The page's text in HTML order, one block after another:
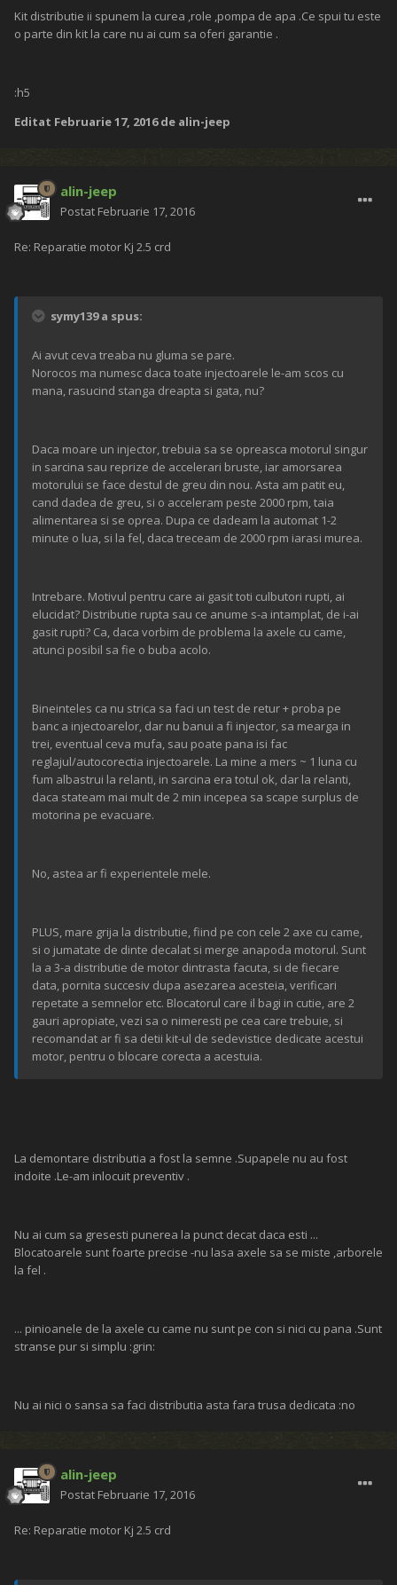
Kit distributie ii spunem la curea ,role ,pompa de apa .Ce spui tu este
o parte din kit la care nu ai cum sa oferi garantie .
:h5
Editat Februarie 17, 2016de alin-jeep
alin-jeep
Postat Februarie 17, 2016
Re: Reparatie motor Kj 2.5 crd
symy139 a spus:
Ai avut ceva treaba nu gluma se pare.
Norocos ma numesc daca toate injectoarele le-am scos cu
mana, rasucind stanga dreapta si gata, nu?
Daca moare un injector, trebuia sa se opreasca motorul singur
in sarcina sau reprize de accelerari bruste, iar amorsarea
motorului se face destul de greu din nou. Asta am patit eu,
cand dadea de greu, si o acceleram peste 2000 rpm, taia
alimentarea si se oprea. Dupa ce dadeam la automat 1-2
minute o lua, si la fel, daca treceam de 2000 rpm iarasi murea.
Intrebare. Motivul pentru care ai gasit toti culbutori rupti, ai
elucidat? Distributie rupta sau ce anume s-a intamplat, de i-ai
gasit rupti? Ca, daca vorbim de problema la axele cu came,
atunci posibil sa fie o buba acolo.
Bineinteles ca nu strica sa faci un test de retur + proba pe
banc a injectoarelor, dar nu banui a fi injector, sa mearga in
trei, eventual ceva mufa, sau poate pana isi fac
reglajul/autocorectia injectoarele. La mine a mers ~ 1 luna cu
fum albastrui la relanti, in sarcina era totul ok, dar la relanti,
daca stateam mai mult de 2 min incepea sa scape surplus de
motorina pe evacuare.
No, astea ar fi experientele mele.
PLUS, mare grija la distributie, fiind pe con cele 2 axe cu came,
si o jumatate de dinte decalat si merge anapoda motorul. Sunt
la a 3-a distributie de motor dintrasta facuta, si de fiecare
data, pornita succesiv dupa asezarea acesteia, verificari
repetate a semnelor etc. Blocatorul care il bagi in cutie, are 2
gauri apropiate, vezi sa o nimeresti pe cea care trebuie, si
recomandat ar fi sa detii kit-ul de sedevistice dedicate acestui
motor, pentru o blocare corecta a acestuia.
La demontare distributia a fost la semne .Supapele nu au fost
indoite .Le-am inlocuit preventiv .
Nu ai cum sa gresesti punerea la punct decat daca esti ...
Blocatoarele sunt foarte precise -nu lasa axele sa se miste ,arborele
la fel .
... pinioanele de la axele cu came nu sunt pe con si nici cu pana .Sunt
stranse pur si simplu :grin:
Nu ai nici o sansa sa faci distributia asta fara trusa dedicata :no
alin-jeep
Postat Februarie 17, 2016
Re: Reparatie motor Kj 2.5 crd